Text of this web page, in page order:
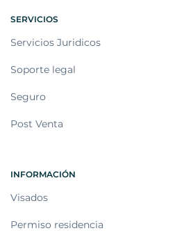
SERVICIOS
Servicios Juridicos
Soporte legal
Seguro
Post Venta
INFORMACIÓN
Visados
Permiso residencia